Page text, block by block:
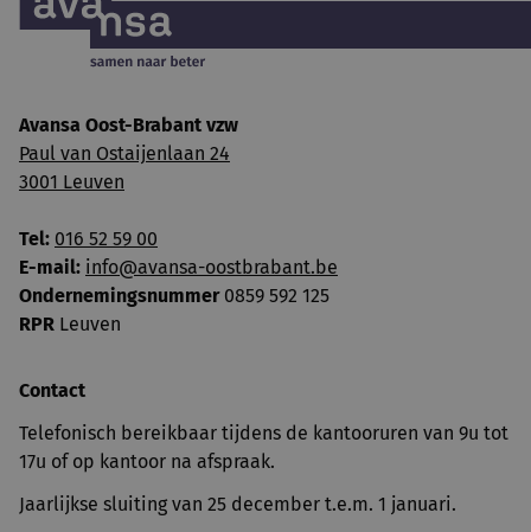
Avansa Oost-Brabant vzw
Paul van Ostaijenlaan 24
3001 Leuven
Tel: 016 52 59 00
E-mail: info@avansa-oostbrabant.be
Ondernemingsnummer0859 592 125
RPR Leuven
Contact
Telefonisch bereikbaar tijdens de kantooruren van 9u tot
17u of op kantoor na afspraak.
Jaarlijkse sluiting van 25 december t.e.m. 1 januari.